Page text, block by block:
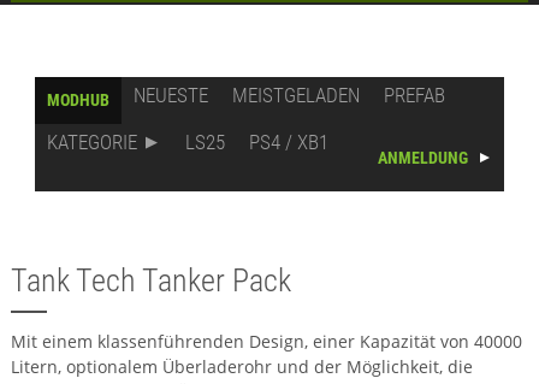
MODHUB NEUESTE MEISTGELADEN
PREFAB
KATEGORIE
LS25 PS4 / XB1
ANMELDUNG
Tank Tech Tanker Pack
Mit einem klassenführenden Design, einer Kapazität von 40000
Litern, optionalem Überladerohr und der Möglichkeit, die